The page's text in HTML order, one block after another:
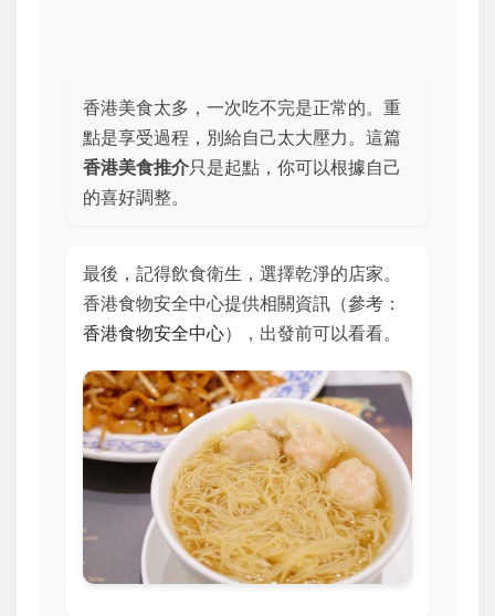
香港美食太多，一次吃不完是正常的。重
點是享受過程，別給自己太大壓力。這篇
香港美食推介只是起點，你可以根據自己
的喜好調整。
最後，記得飲食衛生，選擇乾淨的店家。
香港食物安全中心提供相關資訊（參考：
香港食物安全中心），出發前可以看看。